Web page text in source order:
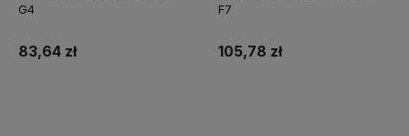
G4
83,64 zł
F7
105,78 zł